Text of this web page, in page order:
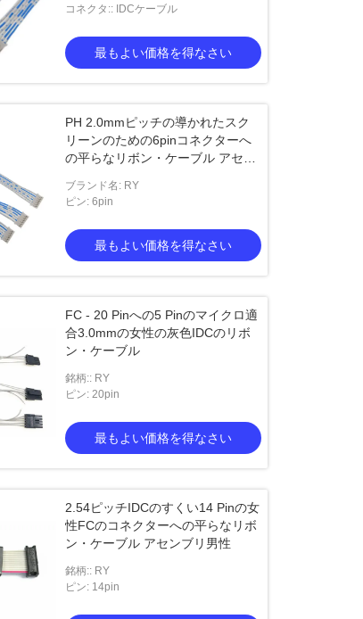
コネクタ:: IDCケーブル
最もよい価格を得なさい
PH 2.0mmピッチの導かれたスク
リーンのための6pinコネクターへ
の平らなリボン・ケーブル アセン
ブランド名: RY
ピン: 6pin
最もよい価格を得なさい
FC - 20 Pinへの5 Pinのマイクロ適
合3.0mmの女性の灰色IDCのリボ
ン・ケーブル
銘柄:: RY
ピン: 20pin
最もよい価格を得なさい
2.54ピッチIDCのすくい14 Pinの女
性FCのコネクターへの平らなリボ
ン・ケーブル アセンブリ男性
銘柄:: RY
ピン: 14pin